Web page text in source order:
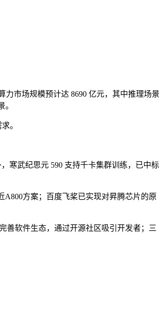
市场规模预计达 8690 亿元，其中推理场景
。
。
寒武纪思元 590 支持千卡集群训练，已中标
A800方案；百度飞桨已实现对昇腾芯片的原
善软件生态，通过开源社区吸引开发者；三